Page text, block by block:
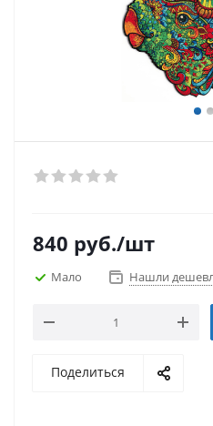
840 руб./шт
Мало Нашли
Поделиться